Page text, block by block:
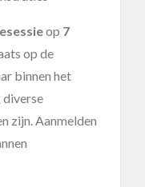
op 7
op de
binnen het
zijn. Aanmelden